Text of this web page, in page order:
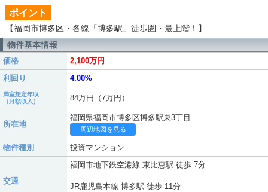
ポイント
【福岡市博多区・各線「博多駅」徒歩圏・最上階！】
物件基本情報
価格
2,100万円
利回り
4.00%
満室想定年収
（月額収入）
84万円（7万円）
所在地
福岡県福岡市博多区博多駅東3丁目
周辺地図を見る
物件種別 投資マンション
交通
福岡市地下鉄空港線 東比恵駅 徒歩 7分
JR鹿児島本線 博多駅 徒歩 11分